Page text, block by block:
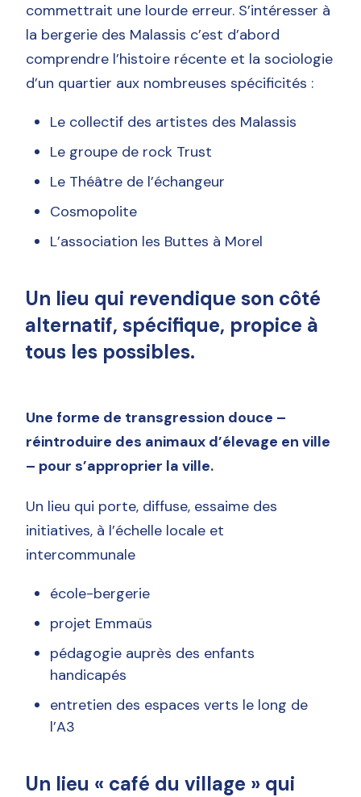
commettrait une lourde erreur. S’intéresser à
la bergerie des Malassis c’est d’abord
comprendre l’histoire récente et la sociologie
d’un quartier aux nombreuses spécificités :
Le collectif des artistes des Malassis
Le groupe de rock Trust
Le Théâtre de l’échangeur
Cosmopolite
L’association les Buttes à Morel
Un lieu qui revendique son côté
alternatif, spécifique, propice à
tous les possibles.
Une forme de transgression douce –
réintroduire des animaux d’élevage en ville
– pour s’approprier la ville.
Un lieu qui porte, diffuse, essaime des
initiatives, à l’échelle locale et
intercommunale
école-bergerie
projet Emmaüs
pédagogie auprès des enfants
handicapés
entretien des espaces verts le long de
l’A3
Un lieu « café du village » qui